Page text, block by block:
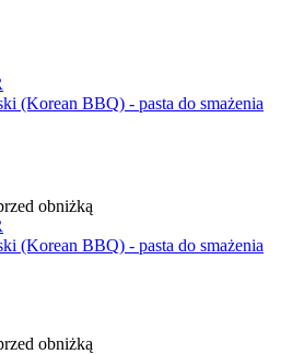
(Korean BBQ) - pasta do smażenia
obniżką
(Korean BBQ) - pasta do smażenia
obniżką